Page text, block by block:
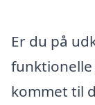
Er du på
funktionelle
kommet til